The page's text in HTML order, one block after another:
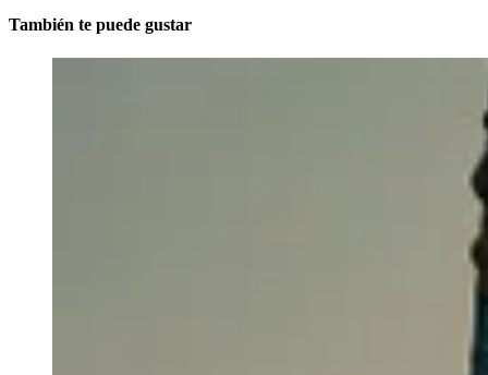
También te puede gustar